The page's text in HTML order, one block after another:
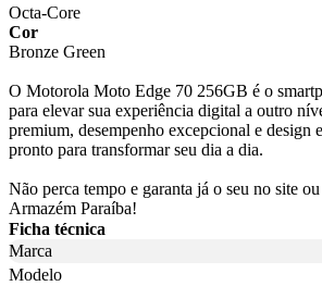
Octa-Core
Cor
Bronze Green
O Motorola Moto Edge 70 256GB é o
para elevar sua experiência digital a outro
premium, desempenho excepcional e design
pronto para transformar seu dia a dia.
Não perca tempo e garanta já o seu no site
Armazém Paraíba!
Ficha técnica
Marca
Modelo